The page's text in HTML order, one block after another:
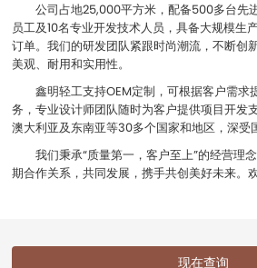
公司占地25,000平方米，配备500多台先
员工及10名专业开发技术人员，具备大规模生
订单。我们的研发团队紧跟时尚潮流，不断创
美观、耐用和实用性。
鑫明轻工支持OEM定制，可根据客户需求
务，专业设计师团队随时为客户提供项目开发
澳大利亚及东南亚等30多个国家和地区，深受
我们秉承“质量第一，客户至上”的经营理
期合作关系，共同发展，携手共创美好未来。
现在查询